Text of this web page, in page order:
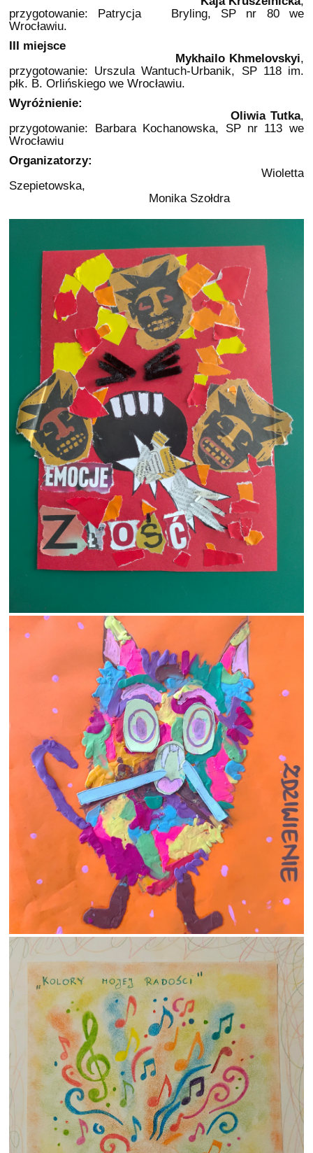
przygotowanie: Patrycja Bryling, SP nr 80 we
Wrocławiu.
III miejsce
Mykhailo Khmelovskyi,
przygotowanie: Urszula Wantuch-Urbanik, SP 118 im.
płk. B. Orlińskiego we Wrocławiu.
Wyróżnienie:
Oliwia Tutka,
przygotowanie: Barbara Kochanowska, SP nr 113 we
Wrocławiu
Organizatorzy:
Wioletta
Szepietowska,
Monika Szołdra